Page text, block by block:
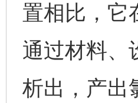
置相比，它
通过材料、
析出，产出